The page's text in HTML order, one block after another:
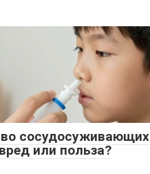
сосудосуживающих
или польза?